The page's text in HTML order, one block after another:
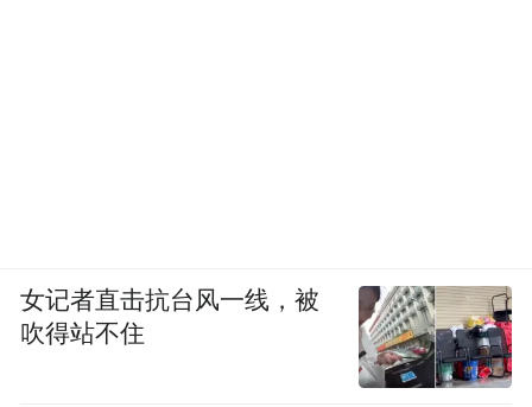
女记者直击抗台风一线，被
吹得站不住